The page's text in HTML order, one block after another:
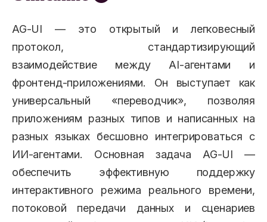
AG-UI — это открытый и легковесный
протокол, стандартизирующий
взаимодействие между AI-агентами и
фронтенд-приложениями. Он выступает как
универсальный «переводчик», позволяя
приложениям разных типов и написанных на
разных языках бесшовно интегрироваться с
ИИ-агентами. Основная задача AG-UI —
обеспечить эффективную поддержку
интерактивного режима реального времени,
потоковой передачи данных и сценариев